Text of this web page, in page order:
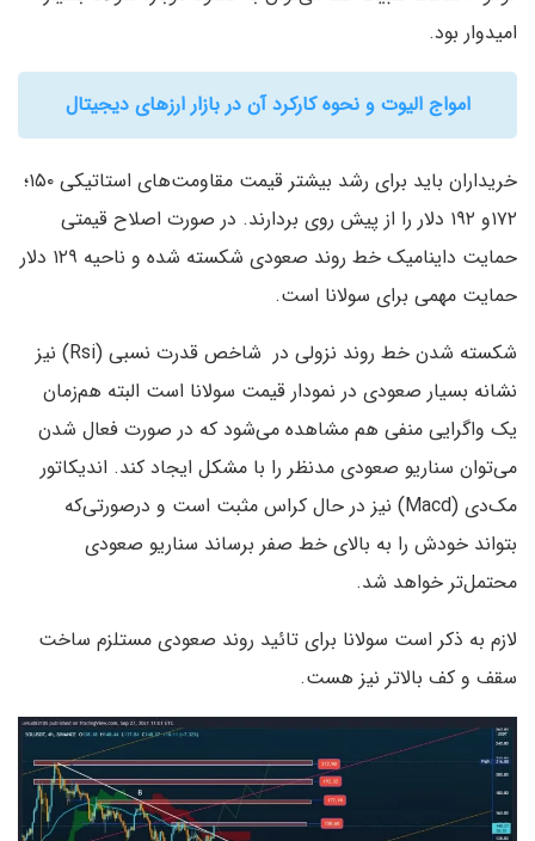
امیدوار بود.
امواج الیوت و نحوه کارکرد آن در بازار ارزهای دیجیتال
خریداران باید برای رشد بیشتر قیمت مقاومت‌های استاتیکی ۱۵۰؛
۱۷۲و ۱۹۲ دلار را از پیش روی بردارند. در صورت اصلاح قیمتی
حمایت داینامیک خط روند صعودی شکسته شده و ناحیه ۱۲۹ دلار
حمایت مهمی برای سولانا است.
شکسته شدن خط روند نزولی در شاخص قدرت نسبی (Rsi) نیز
نشانه بسیار صعودی در نمودار قیمت سولانا است البته هم‌زمان
یک واگرایی منفی هم مشاهده می‌شود که در صورت فعال شدن
می‌توان سناریو صعودی مدنظر را با مشکل ایجاد کند. اندیکاتور
مک‌دی (Macd) نیز در حال کراس مثبت است و درصورتی‌که
بتواند خودش را به بالای خط صفر برساند سناریو صعودی
محتمل‌تر خواهد شد.
لازم به ذکر است سولانا برای تائید روند صعودی مستلزم ساخت
سقف و کف بالاتر نیز هست.